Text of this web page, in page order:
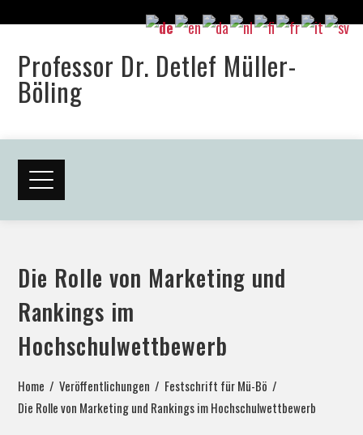
Professor Dr. Detlef Müller-
Böling
Die Rolle von Marketing und
Rankings im
Hochschulwettbewerb
Home Veröffentlichungen
Festschrift für Mü-Bö
Die Rolle von Marketing und Rankings im Hochschulwettbewerb